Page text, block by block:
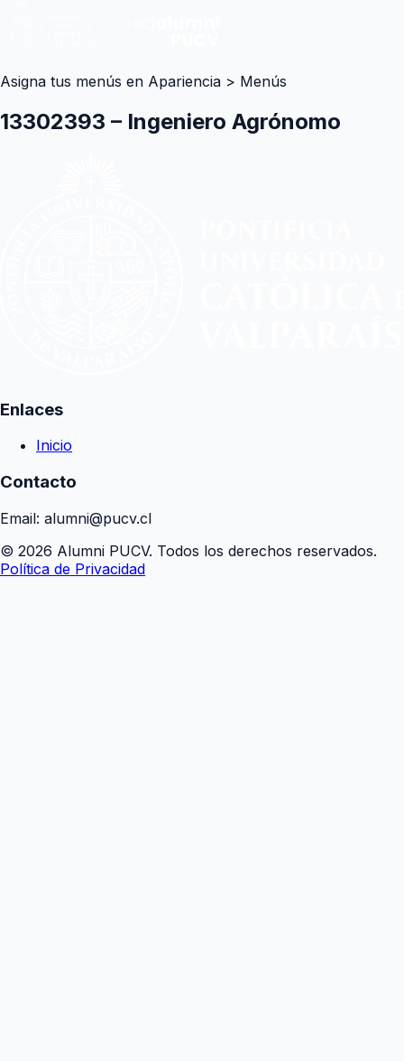
Asigna tus menús en Apariencia > Menús
13302393 – Ingeniero Agrónomo
Enlaces
Inicio
Contacto
Email: alumni@pucv.cl
© 2026 Alumni PUCV. Todos los derechos reservados.
Política de Privacidad